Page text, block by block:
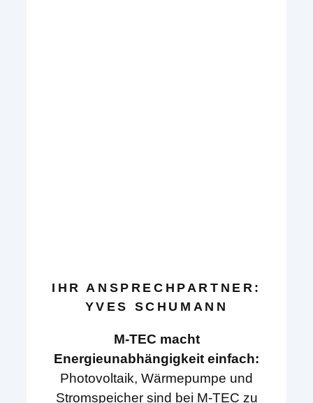
IHR ANSPRECHPARTNER:
YVES SCHUMANN
M-TEC macht
Energieunabhängigkeit einfach:
Photovoltaik, Wärmepumpe und
Stromspeicher sind bei M-TEC zu